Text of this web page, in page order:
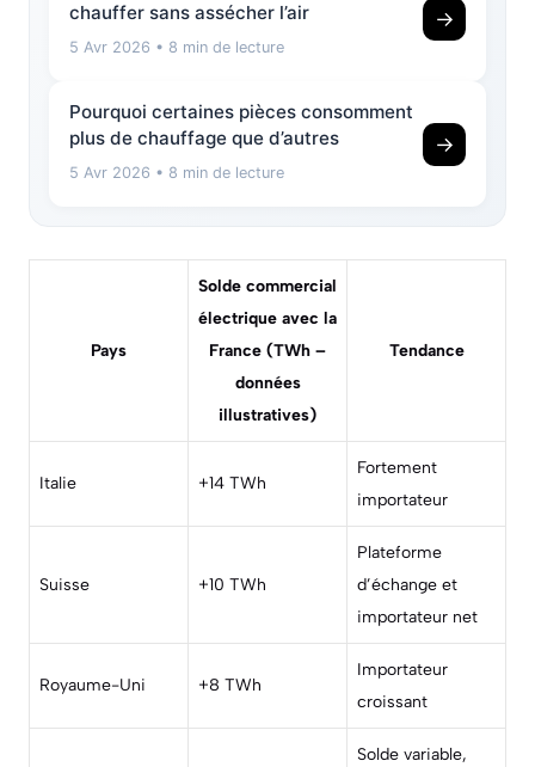
chauffer sans assécher l’air
5 Avr 2026 • 8 min de lecture
→
Pourquoi certaines pièces consomment
plus de chauffage que d’autres
5 Avr 2026 • 8 min de lecture
→
Pays
Solde commercial
électrique avec la
France (TWh –
données
illustratives)
Tendance
Italie +14 TWh
Fortement
importateur
Suisse +10 TWh
Plateforme
d’échange et
importateur net
Royaume-Uni +8 TWh
Importateur
croissant
Solde variable,